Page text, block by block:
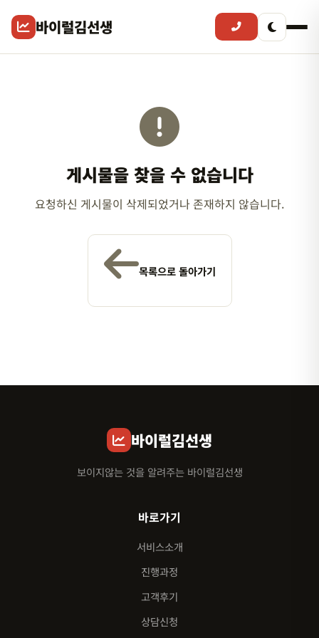
바이럴김선생
게시물을 찾을 수 없습니다
요청하신 게시물이 삭제되었거나 존재하지 않습니다.
목록으로 돌아가기
바이럴김선생
보이지않는 것을 알려주는 바이럴김선생
바로가기
서비스소개
진행과정
고객후기
상담신청